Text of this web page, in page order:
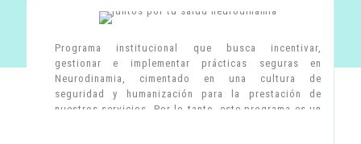
Programa institucional que busca incentivar,
gestionar e implementar prácticas seguras en
Neurodinamia, cimentado en una cultura de
seguridad y humanización para la prestación de
nuestros servicios. Por lo tanto, este programa es un